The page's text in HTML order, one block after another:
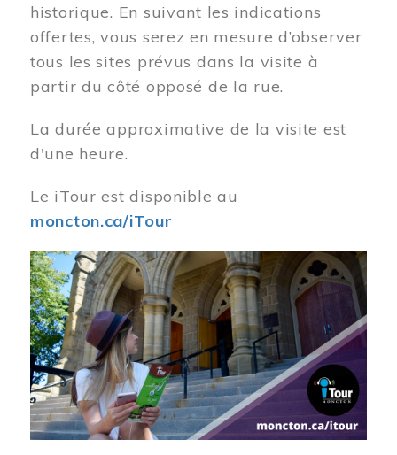
historique. En suivant les indications
offertes, vous serez en mesure d’observer
tous les sites prévus dans la visite à
partir du côté opposé de la rue.
La durée approximative de la visite est
d'une heure.
Le iTour est disponible au
moncton.ca/iTour